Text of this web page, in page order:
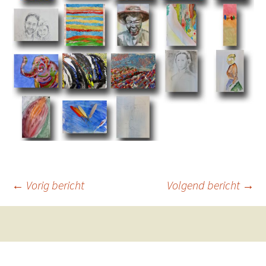
Berichtnavigatie
← Vorig bericht Volgend bericht →